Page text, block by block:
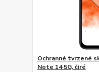
Ochranné tvrzené
Note 14 5G, čiré